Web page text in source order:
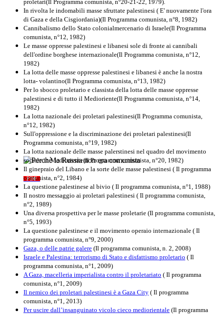
Perchè la Russia non era comunista
PDF Quaderno n°10
proletari(Il Programma comunista, n°20-21-22, 1979).
In rivolta le indomabili masse sfruttate palestinesi ( E' nuovamente l'ora
di Gaza e della Cisgiordania)(Il Programma comunista, n°8, 1982)
Cannibalismo dello Stato colonialmercenario di Israele(Il Programma
comunista, n°12, 1982)
Le masse oppresse palestinesi e libanesi sole di fronte ai cannibali
dell'ordine borghese internazionale(Il Programma comunista, n°12,
1982)
La lotta delle masse oppresse palestinesi e libanesi è anche la nostra
lotta- volantino(Il Programma comunista, n°13, 1982)
Per lo sbocco proletario e classista della lotta delle masse oppresse
palestinesi e di tutto il Medioriente(Il Programma comunista, n°14,
1982)
La lotta nazionale dei proletari palestinesi(Il Programma comunista,
n°12, 1982)
Sull'oppressione e la discriminazione dei proletari palestinesi(Il
Programma comunista, n°19, 1982)
La lotta nazionale delle masse palerstinesi nel quadro del movimento
sociale in Medioriente(Il Programma comunista, n°20, 1982)
Il ginepraio del Libano e la sorte delle masse palestinesi ( Il programma
comunista, n°2, 1984)
La questione palestinese al bivio ( Il programma comunista, n°1, 1988)
Il nostro messaggio ai proletari palestinesi ( Il programma comunista,
n°2, 1989)
Una diversa prospettiva per le masse proletarie (Il programma comunista,
n°5, 1993)
La questione palestinese e il movimento operaio internazionale ( Il
programma comunista, n°9, 2000)
Gaza, o delle patrie galere (Il programma comunista, n. 2, 2008)
Israele e Palestina: terrorismo di Stato e disfattismo proletario ( Il
programma comunista, n°1, 2009)
A Gaza, macelleria imperialista contro il proletariato ( Il programma
comunista, n°1, 2009)
Il nemico dei proletari palestinesi è a Gaza City ( Il programma
comunista, n°1, 2013)
Per uscire dall’insanguinato vicolo cieco mediorientale (Il programma